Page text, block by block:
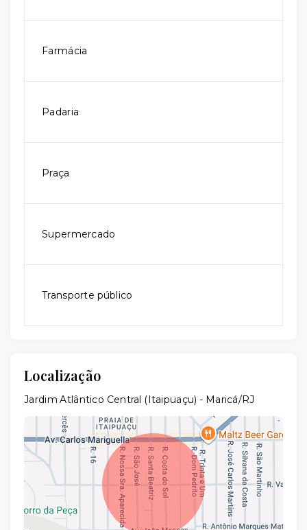
Farmácia
Padaria
Praça
Supermercado
Transporte público
Localização
Jardim Atlântico Central (Itaipuaçu) - Maricá/RJ